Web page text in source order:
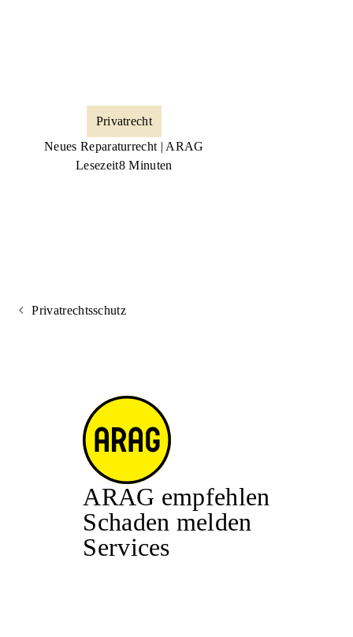
Privatrecht
Neues Reparaturrecht | ARAG
Lesezeit8 Minuten
Privatrechtsschutz
ARAG empfehlen
Schaden melden
Services